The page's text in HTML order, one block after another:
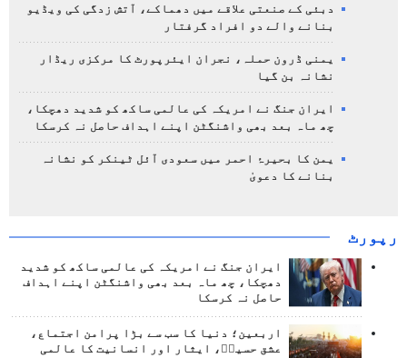
دبئی کے صنعتی علاقے میں دھماکے، آتش زدگی کی ویڈیو
بنانے والے دو افراد گرفتار
یمنی ڈرون حملہ، نجران ایئرپورٹ کا مرکزی ریڈار
نشانہ بن گیا
ایران جنگ نے امریکہ کی عالمی ساکھ کو شدید دھچکا،
چھ ماہ بعد بھی واشنگٹن اپنے اہداف حاصل نہ کرسکا
یمن کا بحیرۂ احمر میں سعودی آئل ٹینکر کو نشانہ
بنانے کا دعویٰ
رپورٹ
ایران جنگ نے امریکہ کی عالمی ساکھ کو شدید
دھچکا، چھ ماہ بعد بھی واشنگٹن اپنے اہداف
حاصل نہ کرسکا
اربعین؛ دنیا کا سب سے بڑا پرامن اجتماع،
عشق حسینؑ، ایثار اور انسانیت کا عالمی